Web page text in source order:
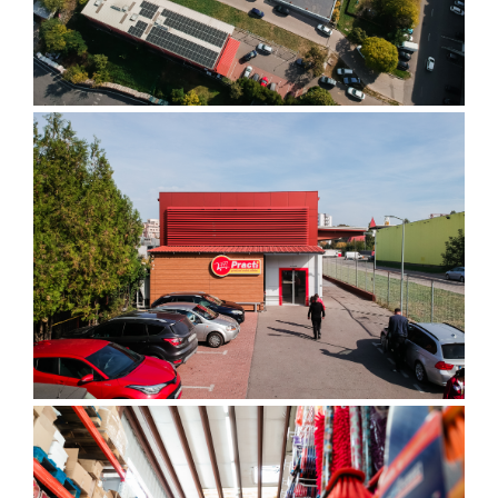
Detergent pardoseala
Detergent toaleta
Echipamente de curăţenie
Folie aluminiu,folie alimentara
Galeata mop
Hartie igienica
Insecticide
Lavete de curatare
Mop
Parfum de camere
Produse de dezinfectare
Rola scame
Sac menajer
Servetel
Indepartarea parului
Ingrijirea buzei
Lotiune de corp
Pachete de cadouri
Parfum
Pasta de dinti
Pensula machiaj
Periuta de dinti
Produse pentru coafat
Produse pentru curatarea tenului
Sampon
Sapun lichid, sapun
Sare de baie
Tratament pentru par, conditioner